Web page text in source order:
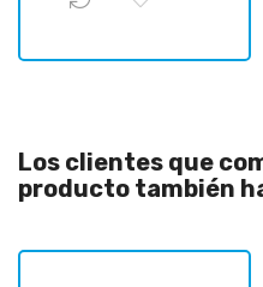
Los clientes que
producto también